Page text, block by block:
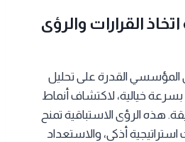
القرارات والرؤى
المؤسسي القدرة على تحليل
بسرعة خيالية، لاكتشاف أنماط
هذه الرؤى الاستباقية تمنح
استراتيجية أذكى، والاستعداد